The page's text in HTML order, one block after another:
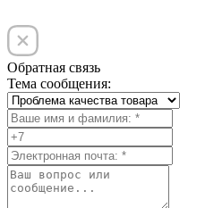
Обратная связь
Тема сообщения: